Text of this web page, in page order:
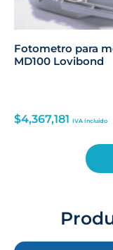
Fotometro para
MD100 Lovibond
$4,367,181 IVA Incluido